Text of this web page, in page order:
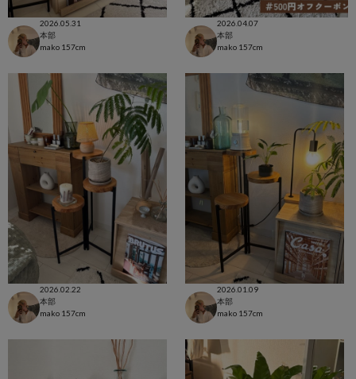
2026.05.31
本部
mako 157cm
2026.04.07
本部
mako 157cm
2026.02.22
本部
mako 157cm
2026.01.09
本部
mako 157cm